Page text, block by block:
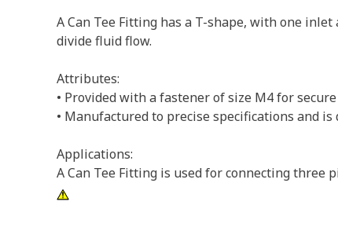
A Can Tee Fitting has a T-shape, with one
divide fluid flow.
Attributes:
• Provided with a fastener of size M4 for
• Manufactured to precise specifications and
Applications:
A Can Tee Fitting is used for connecting three